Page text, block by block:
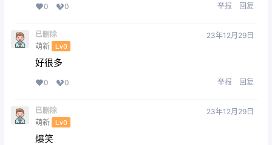
0 0 举报 回复
已删除
萌新 Lv0
23年12月29日
好很多
0 0 举报 回复
已删除
萌新 Lv0
23年12月29日
爆笑